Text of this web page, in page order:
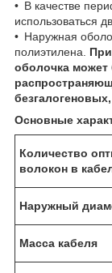
• В качестве
использоваться
• Наружная
полиэтилена.
оболочка
Основные
Количество
волокон в
Наружный
Масса кабеля